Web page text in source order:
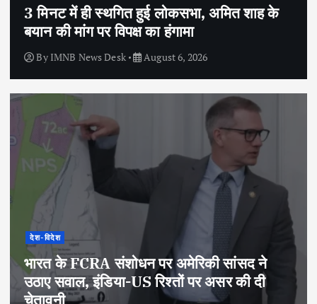
3 मिनट में ही स्थगित हुई लोकसभा, अमित शाह के
बयान की मांग पर विपक्ष का हंगामा
By IMNB News Desk August 6, 2026
देश-विदेश
भारत के FCRA संशोधन पर अमेरिकी सांसद ने
उठाए सवाल, इंडिया-US रिश्तों पर असर की दी
चेतावनी